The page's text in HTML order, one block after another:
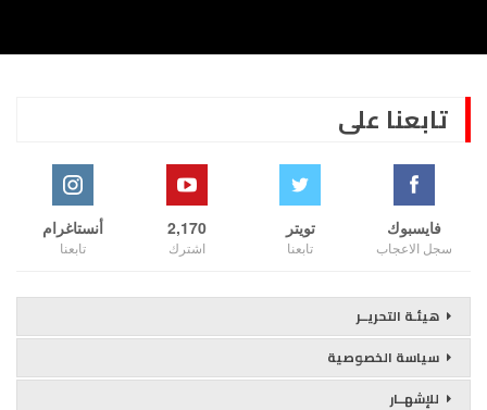
تابعنا على
فايسبوك
سجل الاعجاب
تويتر
تابعنا
2,170
اشترك
أنستاغرام
تابعنا
هيئـة التحريــر
سياسة الخصوصية
للإشهــار